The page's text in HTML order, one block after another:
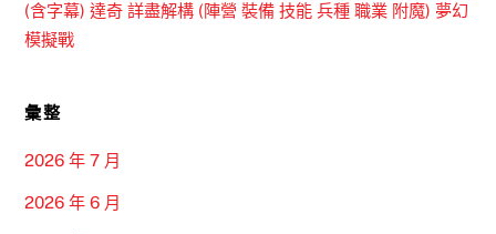
(含字幕) 達奇 詳盡解構 (陣營 裝備 技能 兵種 職業 附魔) 夢幻
模擬戰
彙整
2026 年 7 月
2026 年 6 月